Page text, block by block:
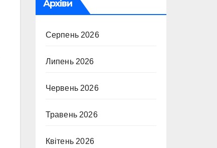
Архіви
Серпень 2026
Липень 2026
Червень 2026
Травень 2026
Квітень 2026